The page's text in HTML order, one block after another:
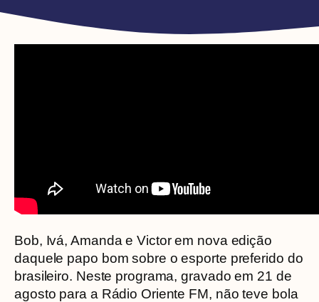
Bob, Ivá, Amanda e Victor em nova edição
daquele papo bom sobre o esporte preferido do
brasileiro. Neste programa, gravado em 21 de
agosto para a Rádio Oriente FM, não teve bola